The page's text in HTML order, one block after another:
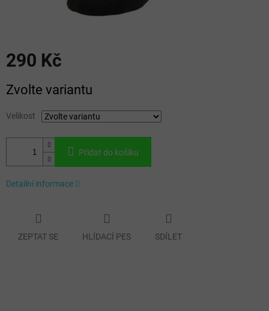
290 Kč
cena:
Zvolte variantu
Velikost
Přidat do košíku
Detailní informace
ZEPTAT SE HLÍDACÍ PES SDÍLET